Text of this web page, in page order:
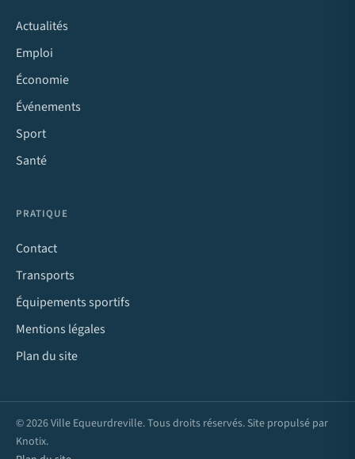
Actualités
Emploi
Économie
Événements
Sport
Santé
PRATIQUE
Contact
Transports
Équipements sportifs
Mentions légales
Plan du site
© 2026 Ville Equeurdreville. Tous droits réservés. Site propulsé par
Knotix.